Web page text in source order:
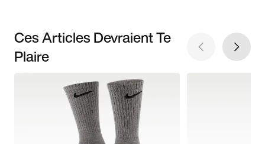
Ces Articles Devraient Te
Plaire